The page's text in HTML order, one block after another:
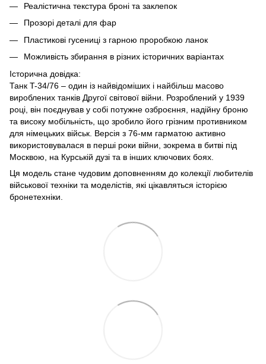
Реалістична текстура броні та заклепок
Прозорі деталі для фар
Пластикові гусениці з гарною проробкою ланок
Можливість збирання в різних історичних варіантах
Історична довідка:
Танк T-34/76 – один із найвідоміших і найбільш масово
вироблених танків Другої світової війни. Розроблений у 1939
році, він поєднував у собі потужне озброєння, надійну броню
та високу мобільність, що зробило його грізним противником
для німецьких військ. Версія з 76-мм гарматою активно
використовувалася в перші роки війни, зокрема в битві під
Москвою, на Курській дузі та в інших ключових боях.
Ця модель стане чудовим доповненням до колекції любителів
військової техніки та моделістів, які цікавляться історією
бронетехніки.